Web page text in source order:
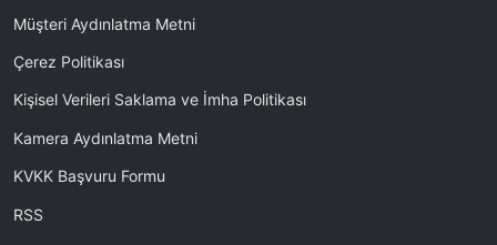
Müşteri Aydınlatma Metni
Çerez Politikası
Kişisel Verileri Saklama ve İmha Politikası
Kamera Aydınlatma Metni
KVKK Başvuru Formu
RSS